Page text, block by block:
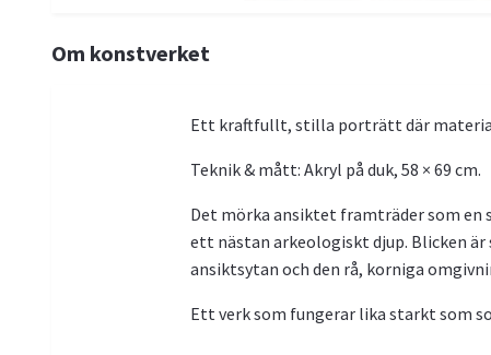
Om konstverket
Ett kraftfullt, stilla porträtt där
Teknik & mått: Akryl på duk, 58 × 69 cm.
Det mörka ansiktet framträder som
ett nästan arkeologiskt djup. Blicken
ansiktsytan och den rå, korniga
Ett verk som fungerar lika starkt som